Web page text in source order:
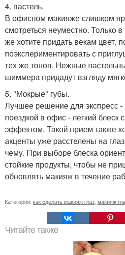
4. пастель.
В офисном макияже слишком
смотреться неуместно. Только
же хотите придать векам цвет,
поэкспериментировать с
тех же тонов. Нежные
шиммера придадут взгляду
5. "Мокрые" губы.
Лучшее решение для экспресс
поездкой в офис - легкий блеск
эффектом. Такой прием также
акценты уже расстелены на
чему. При выборе блеска
стойкие продукты, чтобы не
обновлять макияж в течение
Категории: как сделать макияж глаз, макияж
Читайте также